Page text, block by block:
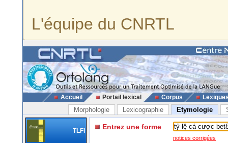
L'équipe du CNRTL
Accueil Portail lexical Corpus
Morphologie Lexicographie Etymologie
TLFi Entrez une forme
notices corrigées